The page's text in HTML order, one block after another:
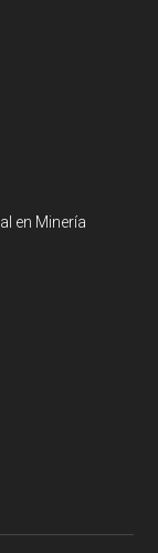
en Minería